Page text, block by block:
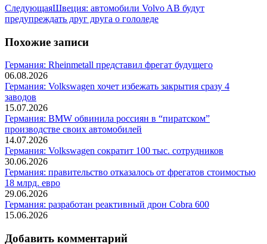
СледующаяСледующая
запись:
Швеция: автомобили Volvo AB будут
предупреждать друг друга о гололеде
Похожие записи
Германия: Rheinmetall представил фрегат будущего
06.08.2026
Германия: Volkswagen хочет избежать закрытия сразу 4
заводов
15.07.2026
Германия: BMW обвинила россиян в “пиратском”
производстве своих автомобилей
14.07.2026
Германия: Volkswagen сократит 100 тыс. сотрудников
30.06.2026
Германия: правительство отказалось от фрегатов стоимостью
18 млрд. евро
29.06.2026
Германия: разработан реактивный дрон Cobra 600
15.06.2026
Добавить комментарий